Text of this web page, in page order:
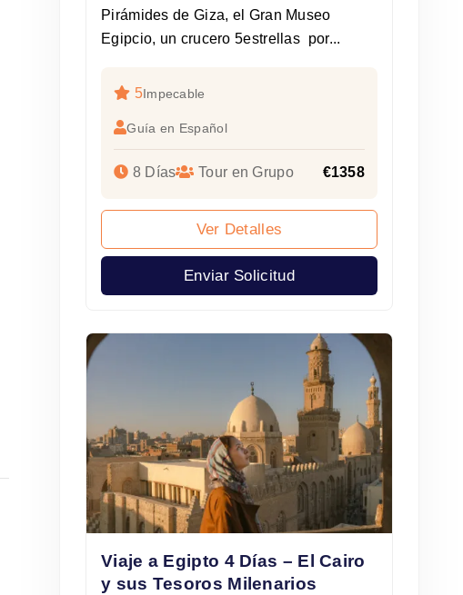
Pirámides de Giza, el Gran Museo
Egipcio, un crucero 5estrellas por...
5Impecable
Guía en Español
8 Días Tour en Grupo €1358
Ver Detalles
Enviar Solicitud
Viaje a Egipto 4 Días – El Cairo
y sus Tesoros Milenarios